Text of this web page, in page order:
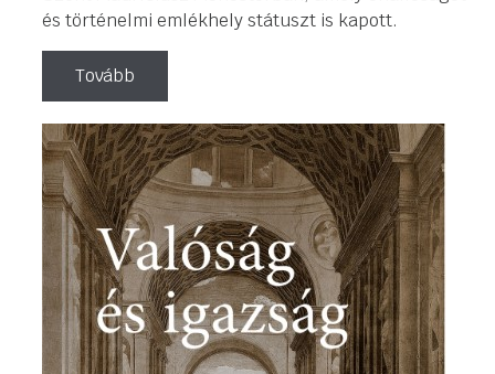
és történelmi emlékhely státuszt is kapott.
Tovább